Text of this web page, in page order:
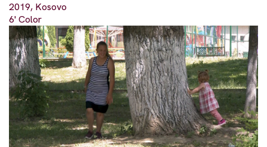
2019, Kosovo
6' Color